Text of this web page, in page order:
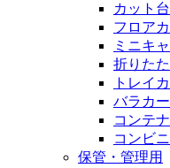
カット台
フロア
ミニキ
折りた
トレイ
バラカー
コンテ
コンビ
保管・管理用